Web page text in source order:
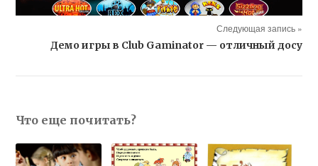
Следующая запись »
Демо игры в Club Gaminator — отличный досу
Что еще почитать?